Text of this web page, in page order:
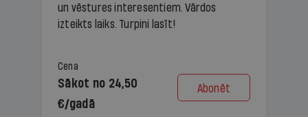
un vēstures interesentiem. Vārdos
izteikts laiks. Turpini lasīt!
Cena
Sākot no 24,50
€/gadā
Abonēt